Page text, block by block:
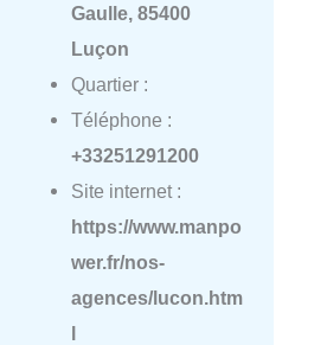
Gaulle, 85400
Luçon
Quartier :
Téléphone :
+33251291200
Site internet :
https://www.manpo
wer.fr/nos-
agences/lucon.htm
l